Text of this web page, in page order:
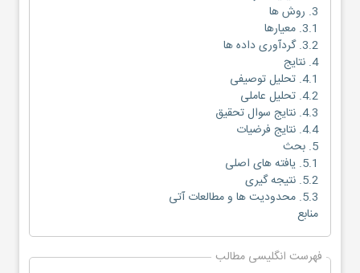
3. روش ها
3.1. معیارها
3.2. گردآوری داده ها
4. نتایج
4.1. تحلیل توصیفی
4.2. تحلیل عاملی
4.3. نتایج سوال تحقیق
4.4. نتایج فرضیات
5. بحث
5.1. یافته های اصلی
5.2. نتیجه گیری
5.3. محدودیت ها و مطالعات آتی
منابع
فهرست انگلیسی مطالب